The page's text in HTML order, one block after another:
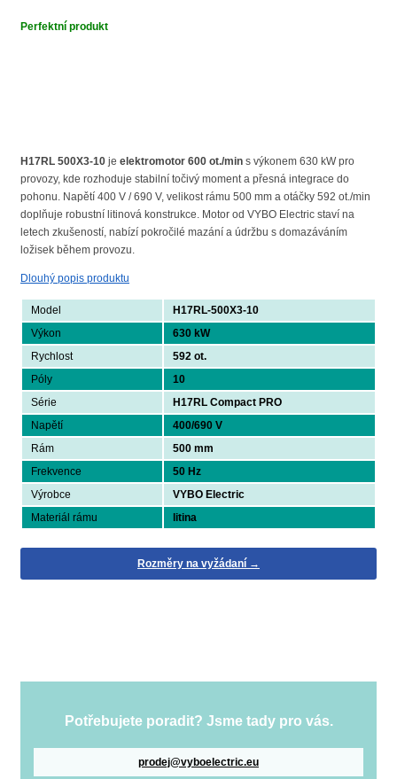
Perfektní produkt
H17RL 500X3-10 je elektromotor 600 ot./min s výkonem 630 kW pro
provozy, kde rozhoduje stabilní točivý moment a přesná integrace do
pohonu. Napětí 400 V / 690 V, velikost rámu 500 mm a otáčky 592 ot./min
doplňuje robustní litinová konstrukce. Motor od VYBO Electric staví na
letech zkušeností, nabízí pokročilé mazání a údržbu s domazáváním
ložisek během provozu.
Dlouhý popis produktu
Model
H17RL-500X3-10
Výkon
630 kW
Rychlost
592 ot.
Póly
10
Série
H17RL Compact PRO
Napětí
400/690 V
Rám
500 mm
Frekvence
50 Hz
Výrobce
VYBO Electric
Materiál rámu
litina
Rozměry na vyžádaní →
Potřebujete poradit? Jsme tady pro vás.
prodej@vyboelectric.eu